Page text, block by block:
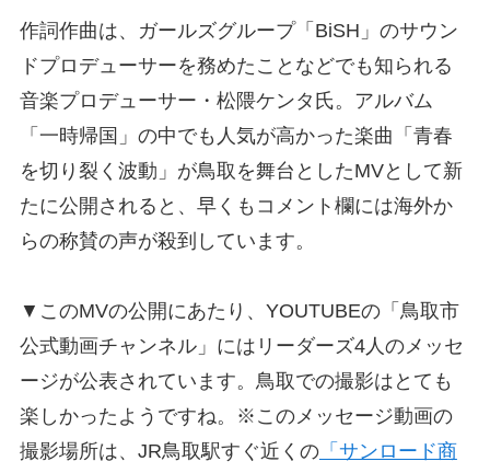
作詞作曲は、ガールズグループ「BiSH」のサウン
ドプロデューサーを務めたことなどでも知られる
音楽プロデューサー・松隈ケンタ氏。アルバム
「一時帰国」の中でも人気が高かった楽曲「青春
を切り裂く波動」が鳥取を舞台としたMVとして新
たに公開されると、早くもコメント欄には海外か
らの称賛の声が殺到しています。
▼このMVの公開にあたり、YOUTUBEの「鳥取市
公式動画チャンネル」にはリーダーズ4人のメッセ
ージが公表されています。鳥取での撮影はとても
楽しかったようですね。※このメッセージ動画の
撮影場所は、JR鳥取駅すぐ近くの「サンロード商